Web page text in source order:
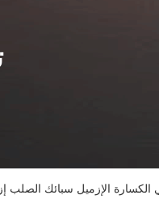
الكسارة الإزميل سبائك الصلب